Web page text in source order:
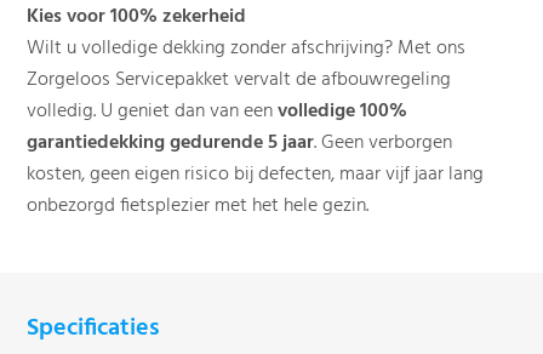
Kies voor 100% zekerheid
Wilt u volledige dekking zonder afschrijving? Met ons
Zorgeloos Servicepakket vervalt de afbouwregeling
volledig. U geniet dan van eenvolledige 100%
garantiedekking gedurende 5 jaar. Geen verborgen
kosten, geen eigen risico bij defecten, maar vijf jaar lang
onbezorgd fietsplezier met het hele gezin.
Specificaties